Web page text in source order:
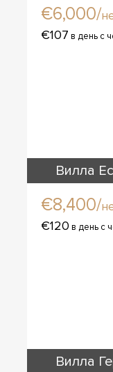
€6,000/
€107 в день с
Вилла
€8,400/
€120 в день с
Вилла